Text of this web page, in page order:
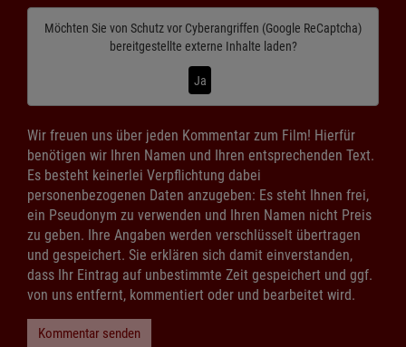
Möchten Sie von Schutz vor Cyberangriffen (Google ReCaptcha)
bereitgestellte externe Inhalte laden?
Ja
Wir freuen uns über jeden Kommentar zum Film! Hierfür
benötigen wir Ihren Namen und Ihren entsprechenden Text.
Es besteht keinerlei Verpflichtung dabei
personenbezogenen Daten anzugeben: Es steht Ihnen frei,
ein Pseudonym zu verwenden und Ihren Namen nicht Preis
zu geben. Ihre Angaben werden verschlüsselt übertragen
und gespeichert. Sie erklären sich damit einverstanden,
dass Ihr Eintrag auf unbestimmte Zeit gespeichert und ggf.
von uns entfernt, kommentiert oder und bearbeitet wird.
Kommentar senden